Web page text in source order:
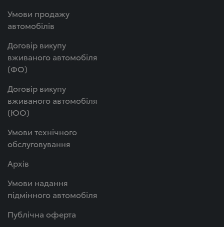
Умови продажу
автомобілів
Договір викупу
вживаного автомобіля
(ФО)
Договір викупу
вживаного автомобіля
(ЮО)
Умови технічного
обслуговування
Архів
Умови надання
підмінного автомобіля
Публічна оферта